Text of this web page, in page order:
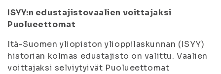
ISYY:n edustajistovaalien voittajaksi
Puolueettomat
Itä-Suomen yliopiston ylioppilaskunnan (ISYY)
historian kolmas edustajisto on valittu. Vaalien
voittajaksi selviytyivät Puolueettomat